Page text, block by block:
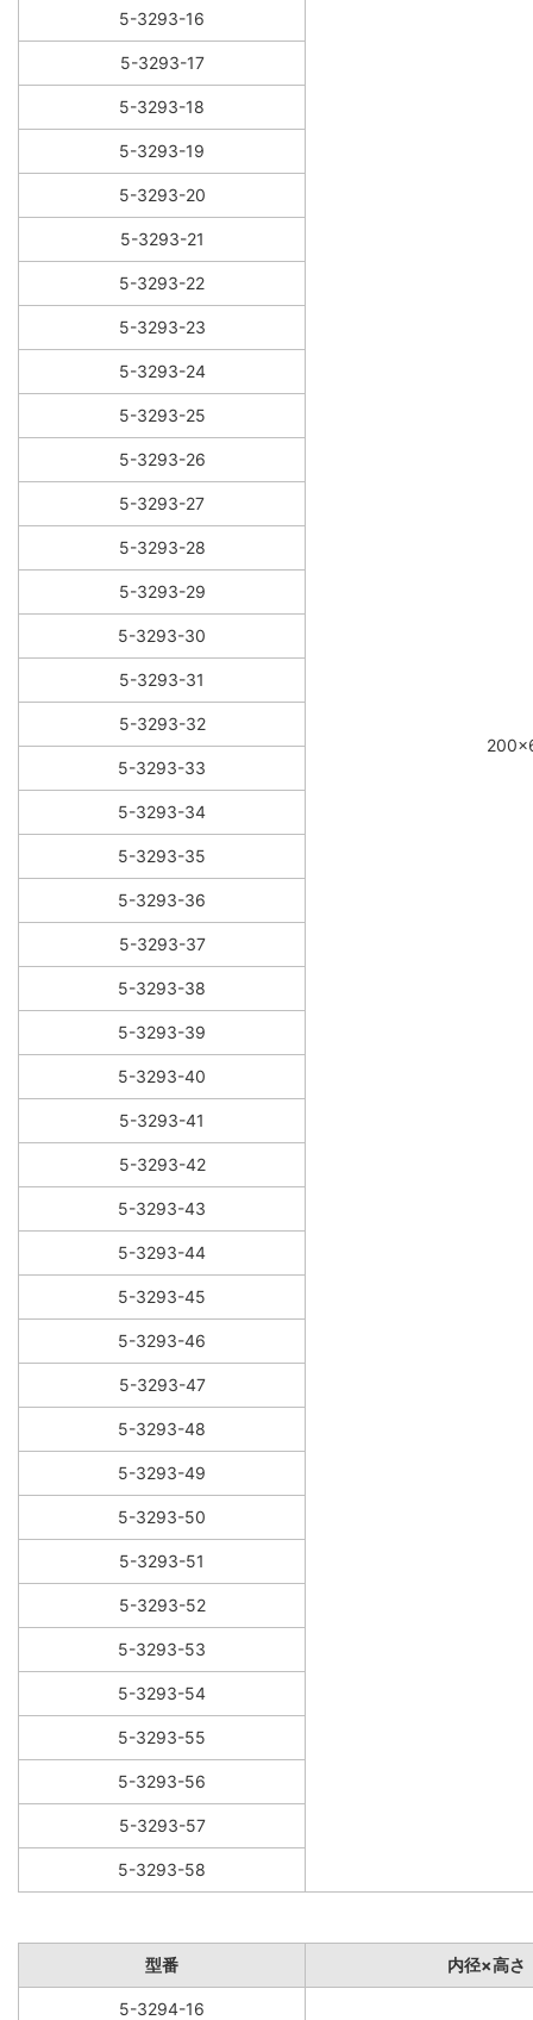
5-3293-16
5-3293-17
5-3293-18
5-3293-19
5-3293-20
5-3293-21
5-3293-22
5-3293-23
5-3293-24
5-3293-25
5-3293-26
5-3293-27
5-3293-28
5-3293-29
5-3293-30
5-3293-31
5-3293-32
5-3293-33
5-3293-34
5-3293-35
5-3293-36
5-3293-37
5-3293-38
5-3293-39
5-3293-40
5-3293-41
5-3293-42
5-3293-43
5-3293-44
5-3293-45
5-3293-46
5-3293-47
5-3293-48
5-3293-49
5-3293-50
5-3293-51
5-3293-52
5-3293-53
5-3293-54
5-3293-55
5-3293-56
5-3293-57
5-3293-58
型番 内径×高さ
5-3294-16